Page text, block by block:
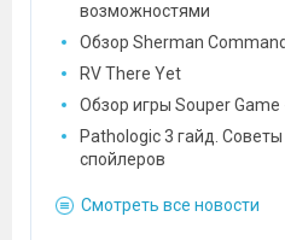
возможностями
Обзор Sherman
RV There Yet
Обзор игры Souper
Pathologic 3 гайд.
спойлеров
Смотреть все новости